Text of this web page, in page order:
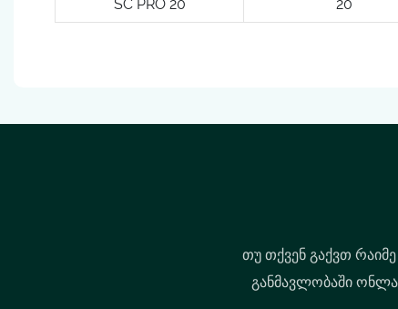
SC PRO 20 20
თუ თქვენ გაქვთ
განმავლობაში